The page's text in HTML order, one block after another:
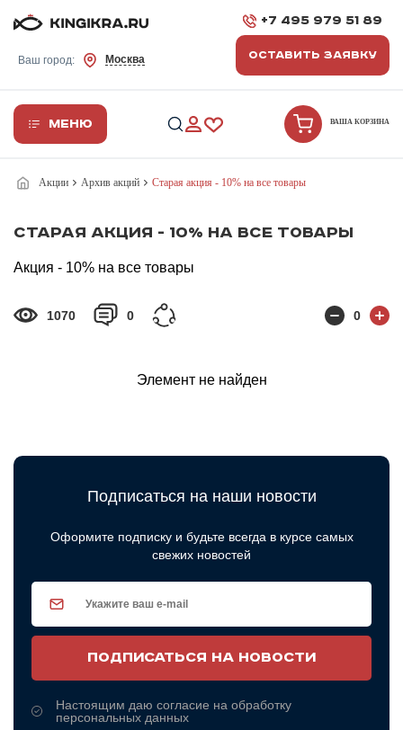
Ваш город: Москва
+7 495 979 51 89
ОСТАВИТЬ ЗАЯВКУ
Меню ВАША КОРЗИНА
Акции Архив акций Старая акция - 10% на все товары
Старая акция - 10% на все товары
Акция - 10% на все товары
1070 0 0
Элемент не найден
Подписаться на наши новости
Оформите подписку и будьте всегда в курсе самых
свежих новостей
ПОДПИСАТЬСЯ НА НОВОСТИ
Настоящим даю согласие на обработку
персональных данных